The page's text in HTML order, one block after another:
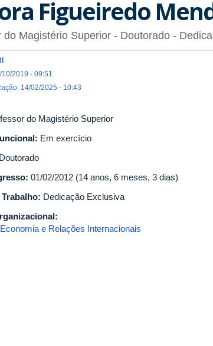
Figueiredo
do Magistério Superior - Doutorado -
2019 - 09:51
14/02/2025 - 10:43
do Magistério Superior
Em exercício
Doutorado
01/02/2012 (14 anos, 6 meses, 3 dias)
Dedicação Exclusiva
e Relações Internacionais